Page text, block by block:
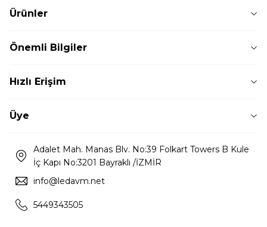
Ürünler
Önemli Bilgiler
Hızlı Erişim
Üye
Adalet Mah. Manas Blv. No:39 Folkart Towers B Kule
İç Kapı No:3201 Bayraklı /İZMİR
info@ledavm.net
5449343505